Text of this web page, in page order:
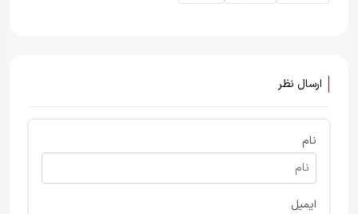
ارسال نظر
نام
ایمیل